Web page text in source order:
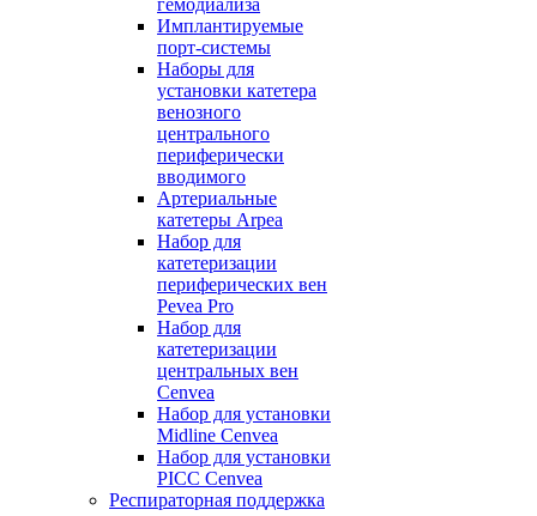
гемодиализа
Имплантируемые
порт‑системы
Наборы для
установки катетера
венозного
центрального
периферически
вводимого
Артериальные
катетеры Arpea
Набор для
катетеризации
периферических вен
Pevea Pro
Набор для
катетеризации
центральных вен
Cenvea
Набор для установки
Midline Cenvea
Набор для установки
PICC Cenvea
Респираторная поддержка